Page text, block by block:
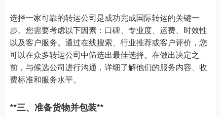
选择一家可靠的转运公司是成功完成国际转运的关键一
步。您需要考虑以下因素：口碑、专业度、运费、时效性
以及客户服务。通过在线搜索、行业推荐或客户评价，您
可以在众多转运公司中筛选出最佳选择。在做出决定之
前，与候选公司进行沟通，详细了解他们的服务内容、收
费标准和服务水平。
**三、准备货物并包装**